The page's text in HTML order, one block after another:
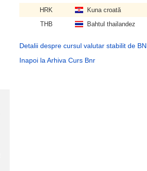
HRK Kuna croată
THB
Bahtul thailandez
Detalii despre cursul valutar stabilit de
Inapoi la Arhiva Curs Bnr